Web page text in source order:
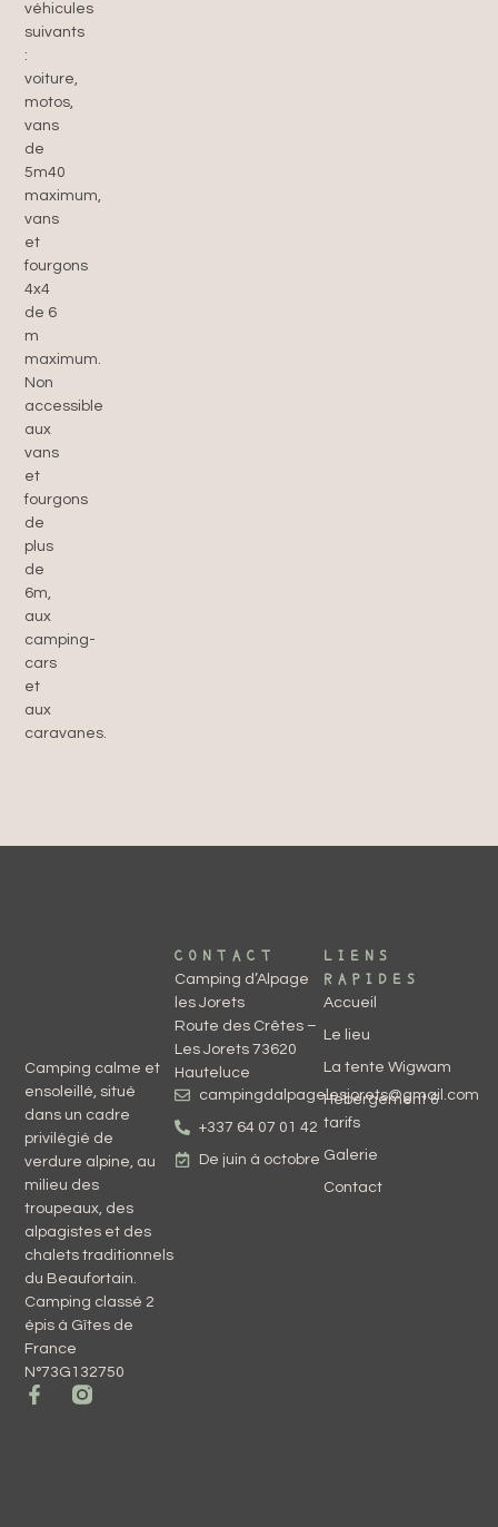
véhicules
suivants
:
voiture,
motos,
vans
de
5m40
maximum,
vans
et
fourgons
4x4
de 6
m
maximum.
Non
accessible
aux
vans
et
fourgons
de
plus
de
6m,
aux
camping-
cars
et
aux
caravanes.
Camping calme et
ensoleillé, situé
dans un cadre
privilégié de
verdure alpine, au
milieu des
troupeaux, des
alpagistes et des
chalets traditionnels
du Beaufortain.
Camping classé 2
épis à Gîtes de
France
N°73G132750
LIENS
RAPIDES
Accueil
Le lieu
La tente Wigwam
Hebergement &
tarifs
Galerie
Contact
CONTACT​
Camping d’Alpage
les Jorets
Route des Crêtes –
Les Jorets 73620
Hauteluce
campingdalpagelesjorets@gmail.com
+337 64 07 01 42
De juin à octobre